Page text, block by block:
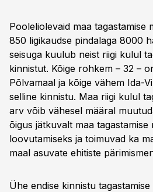
Pooleliolevaid maa
850 ligikaudse pindalaga 8000
seisuga kuulub neist riigi kulul
kinnistut. Kõige rohkem – 32 –
Põlvamaal ja kõige vähem Ida-
selline kinnistu. Maa riigi kulul
arv võib vähesel määral
õigus jätkuvalt maa tagastamise
loovutamiseks ja toimuvad ka
maal asuvate ehitiste
Ühe endise kinnistu